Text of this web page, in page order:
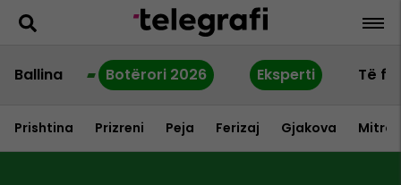
Ballina Botërori 2026 Eksperti Të
Prishtina Prizreni Peja Ferizaj Gjakova